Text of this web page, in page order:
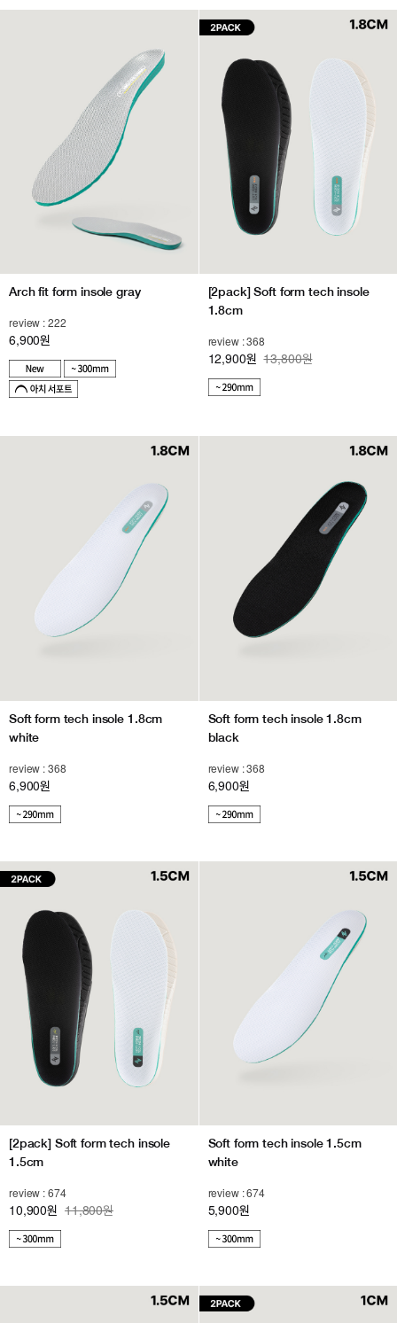
Arch fit form insole gray
review : 222
6,900원
[2pack] Soft form tech insole
1.8cm
review : 368
12,900원 13,800원
Soft form tech insole 1.8cm
white
review : 368
6,900원
Soft form tech insole 1.8cm
black
review : 368
6,900원
[2pack] Soft form tech insole
1.5cm
review : 674
10,900원 11,800원
Soft form tech insole 1.5cm
white
review : 674
5,900원